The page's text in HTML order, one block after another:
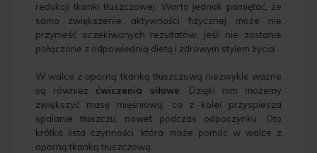
redukcji tkanki tłuszczowej. Warto jednak pamiętać, że
samo zwiększenie aktywności fizycznej może nie
przynieść oczekiwanych rezultatów, jeśli nie zostanie
połączone z odpowiednią dietą i zdrowym stylem życia.
W walce z oporną tkanką tłuszczową niezwykle ważne
są również ćwiczenia siłowe . Dzięki nim możemy
zwiększyć masę mięśniową, co z kolei przyspiesza
spalanie tłuszczu, nawet podczas odpoczynku. Oto
krótka lista czynności, która może pomóc w walce z
oporną tkanką tłuszczową: